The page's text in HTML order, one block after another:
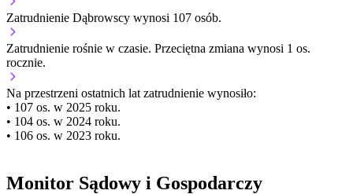
Zatrudnienie Dąbrowscy wynosi 107 osób.
Zatrudnienie rośnie w czasie. Przeciętna zmiana wynosi 1 os.
rocznie.
Na przestrzeni ostatnich lat zatrudnienie wynosiło:
• 107 os. w 2025 roku.
• 104 os. w 2024 roku.
• 106 os. w 2023 roku.
Monitor Sądowy i Gospodarczy